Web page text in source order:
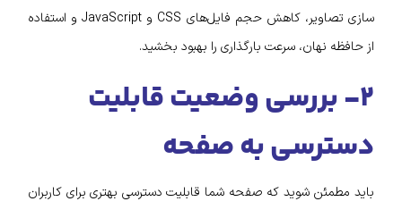
سازی تصاویر، کاهش حجم فایل‌های CSS و JavaScript و استفاده
از حافظه نهان، سرعت بارگذاری را بهبود بخشید.
۲- بررسی وضعیت قابلیت
دسترسی به صفحه
باید مطمئن شوید که صفحه شما قابلیت دسترسی بهتری برای کاربران